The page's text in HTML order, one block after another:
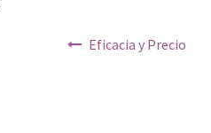
Eficacia y Precio